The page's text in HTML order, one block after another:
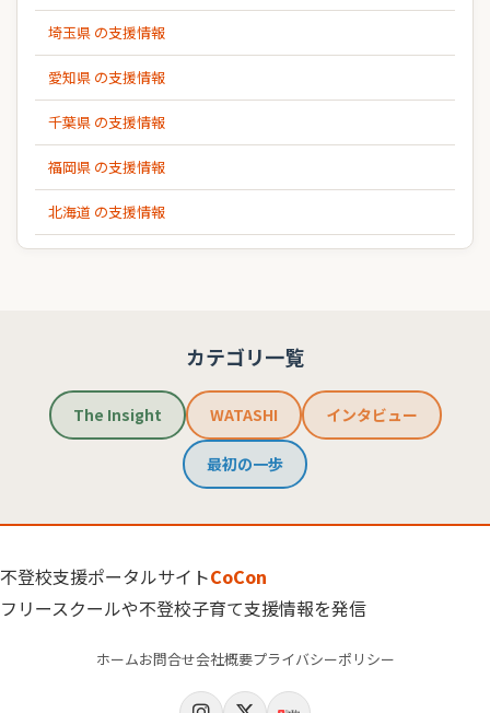
埼玉県 の支援情報
愛知県 の支援情報
千葉県 の支援情報
福岡県 の支援情報
北海道 の支援情報
カテゴリ一覧
The Insight WATASHI インタビュー
最初の一歩
不登校支援ポータルサイトCoCon
フリースクールや不登校子育て支援情報を発信
ホームお問合せ会社概要プライバシーポリシー